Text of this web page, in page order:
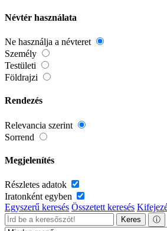
Névtér használata
Ne használja a névteret
Személy
Testületi
Földrajzi
Rendezés
Relevancia szerint
Sorrend
Megjelenítés
Részletes adatok
Iratonként egyben
Egyszerű keresés Összetett keresés
Keres ⓘ